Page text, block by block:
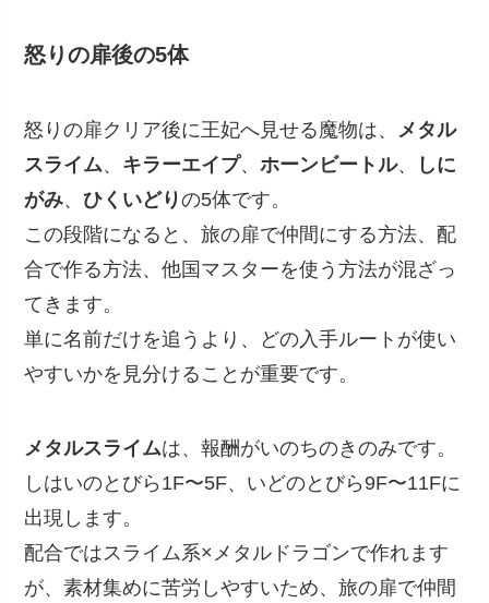
怒りの扉後の5体
怒りの扉クリア後に王妃へ見せる魔物は、 メタル
スライム、 キラーエイプ、ホーンビートル、
しに
がみ、ひくいどりの5体です。
この段階になると、旅の扉で仲間にする方法、配
合で作る方法、他国マスターを使う方法が混ざっ
てきます。
単に名前だけを追うより、どの入手ルートが使い
やすいかを見分けることが重要です。
メタルスライムは、報酬がいのちのきのみです。
しはいのとびら1F〜5F、いどのとびら9F〜11Fに
出現します。
配合ではスライム系×メタルドラゴンで作れます
が、素材集めに苦労しやすいため、旅の扉で仲間